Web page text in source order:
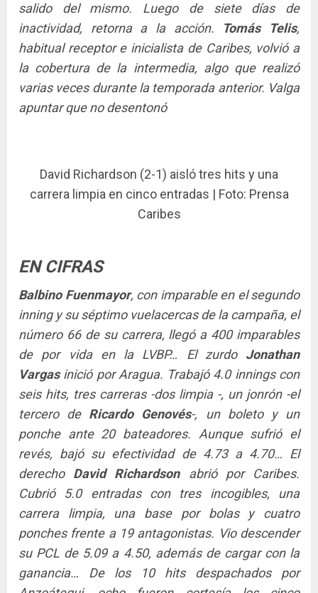
salido del mismo. Luego de siete días de
inactividad, retorna a la acción.
Tomás Telis,
habitual receptor e inicialista de Caribes, volvió a
la cobertura de la intermedia, algo que realizó
varias veces durante la temporada anterior. Valga
apuntar que no desentonó
David Richardson (2-1) aisló tres hits y una
carrera limpia en cinco entradas | Foto: Prensa
Caribes
EN CIFRAS
Balbino Fuenmayor, con imparable en el segundo
inning y su séptimo vuelacercas de la campaña, el
número 66 de su carrera, llegó a 400 imparables
de por vida en la LVBP… El zurdo Jonathan
Vargasinició por Aragua. Trabajó 4.0 innings con
seis hits, tres carreras -dos limpia -, un jonrón -el
tercero de Ricardo Genovés-, un boleto y un
ponche ante 20 bateadores. Aunque sufrió el
revés, bajó su efectividad de 4.73 a 4.70… El
derecho David Richardsonabrió por Caribes.
Cubrió 5.0 entradas con tres incogibles, una
carrera limpia, una base por bolas y cuatro
ponches frente a 19 antagonistas. Vio descender
su PCL de 5.09 a 4.50, además de cargar con la
ganancia… De los 10 hits despachados por